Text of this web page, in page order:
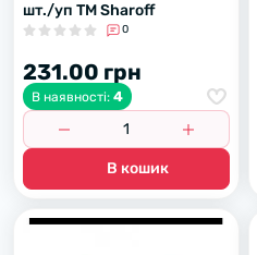
шт./уп ТМ Sharoff
0
231.00 грн
В наявності: 4
В кошик